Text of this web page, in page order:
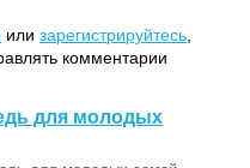
или зарегистрируйтесь
комментарии
для молодых